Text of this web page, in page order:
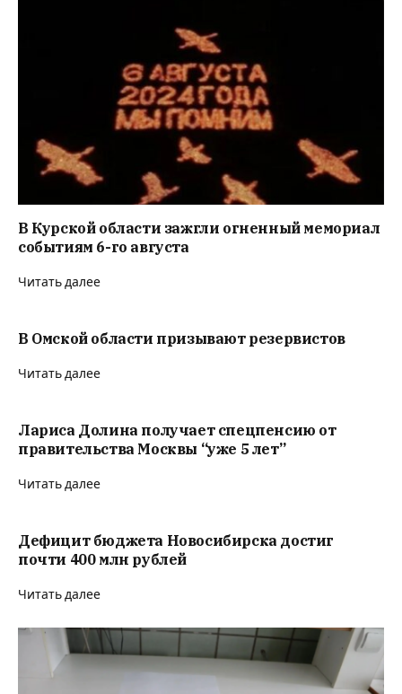
В Курской области зажгли огненный мемориал
событиям 6-го августа
Читать далее
В Омской области призывают резервистов
Читать далее
Лариса Долина получает спецпенсию от
правительства Москвы “уже 5 лет”
Читать далее
Дефицит бюджета Новосибирска достиг
почти 400 млн рублей
Читать далее